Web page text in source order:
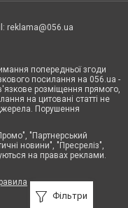
Фільтри
reklama@056.ua
попередньої згоди
посилання на 056.ua -
розміщення прямого,
на цитовані статті не
Порушення
"Партнерський
новини", "Пресреліз",
на правах реклами.